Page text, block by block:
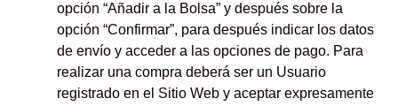
opción “Añadir a la Bolsa” y después sobre la
opción “Confirmar”, para después indicar los datos
de envío y acceder a las opciones de pago. Para
realizar una compra deberá ser un Usuario
registrado en el Sitio Web y aceptar expresamente